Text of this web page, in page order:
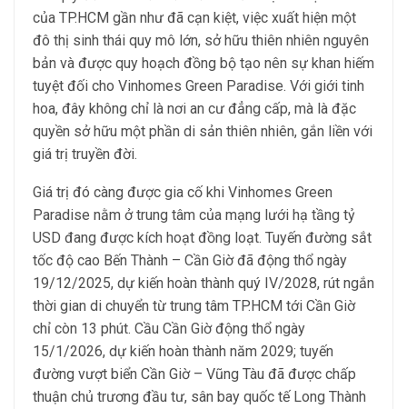
của TP.HCM gần như đã cạn kiệt, việc xuất hiện một
đô thị sinh thái quy mô lớn, sở hữu thiên nhiên nguyên
bản và được quy hoạch đồng bộ tạo nên sự khan hiếm
tuyệt đối cho Vinhomes Green Paradise. Với giới tinh
hoa, đây không chỉ là nơi an cư đẳng cấp, mà là đặc
quyền sở hữu một phần di sản thiên nhiên, gắn liền với
giá trị truyền đời.
Giá trị đó càng được gia cố khi Vinhomes Green
Paradise nằm ở trung tâm của mạng lưới hạ tầng tỷ
USD đang được kích hoạt đồng loạt. Tuyến đường sắt
tốc độ cao Bến Thành – Cần Giờ đã động thổ ngày
19/12/2025, dự kiến hoàn thành quý IV/2028, rút ngắn
thời gian di chuyển từ trung tâm TP.HCM tới Cần Giờ
chỉ còn 13 phút. Cầu Cần Giờ động thổ ngày
15/1/2026, dự kiến hoàn thành năm 2029; tuyến
đường vượt biển Cần Giờ – Vũng Tàu đã được chấp
thuận chủ trương đầu tư, sân bay quốc tế Long Thành